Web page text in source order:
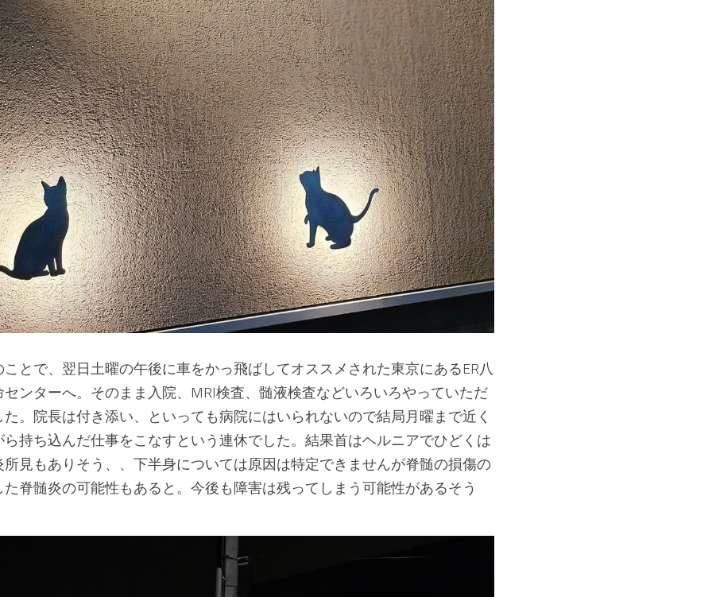
とで、翌日土曜の午後に車をかっ飛ばしてオススメされた東京にあるER八
ンターへ。そのまま入院、MRI検査、髄液検査などいろいろやっていただ
。院長は付き添い、といっても病院にはいられないので結局月曜まで近く
持ち込んだ仕事をこなすという連休でした。結果首はヘルニアでひどくは
見もありそう、、下半身については原因は特定できませんが脊髄の損傷の
脊髄炎の可能性もあると。今後も障害は残ってしまう可能性があるそう